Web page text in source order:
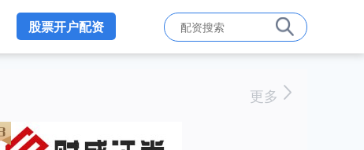
股票开户配资
更多